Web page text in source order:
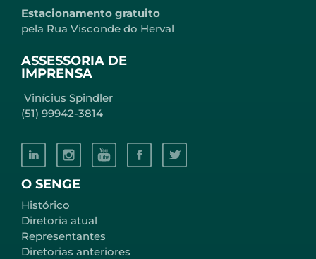
O SENGE
Histórico
Diretoria atual
Representantes
Diretorias anteriores
Estacionamento gratuito
pela Rua Visconde do Herval
ASSESSORIA DE
IMPRENSA
Vinícius Spindler
(51) 99942-3814